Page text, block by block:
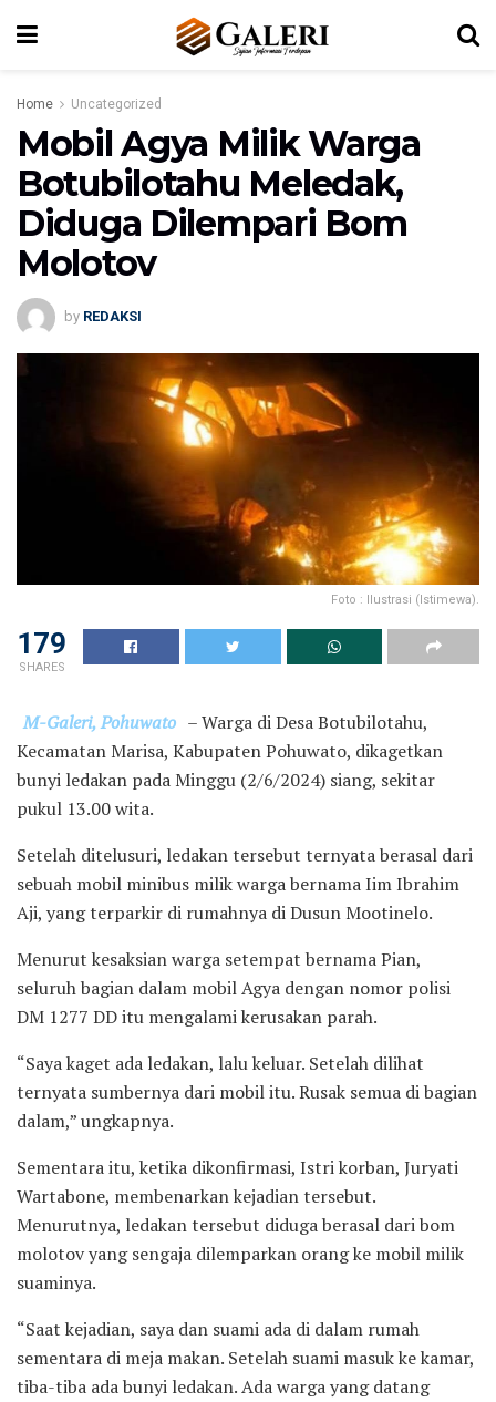
Home Uncategorized
Mobil Agya Milik Warga
Botubilotahu Meledak,
Diduga Dilempari Bom
Molotov
by REDAKSI
Foto : Ilustrasi (Istimewa).
179
SHARES
M-Galeri, Pohuwato – Warga di Desa Botubilotahu,
Kecamatan Marisa, Kabupaten Pohuwato, dikagetkan
bunyi ledakan pada Minggu (2/6/2024) siang, sekitar
pukul 13.00 wita.
Setelah ditelusuri, ledakan tersebut ternyata berasal dari
sebuah mobil minibus milik warga bernama Iim Ibrahim
Aji, yang terparkir di rumahnya di Dusun Mootinelo.
Menurut kesaksian warga setempat bernama Pian,
seluruh bagian dalam mobil Agya dengan nomor polisi
DM 1277 DD itu mengalami kerusakan parah.
“Saya kaget ada ledakan, lalu keluar. Setelah dilihat
ternyata sumbernya dari mobil itu. Rusak semua di bagian
dalam,” ungkapnya.
Sementara itu, ketika dikonfirmasi, Istri korban, Juryati
Wartabone, membenarkan kejadian tersebut.
Menurutnya, ledakan tersebut diduga berasal dari bom
molotov yang sengaja dilemparkan orang ke mobil milik
suaminya.
“Saat kejadian, saya dan suami ada di dalam rumah
sementara di meja makan. Setelah suami masuk ke kamar,
tiba-tiba ada bunyi ledakan. Ada warga yang datang